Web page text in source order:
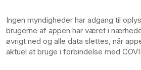
Ingen myndigheder har adgang til
brugerne af appen har været i
øvrigt ned og alle data slettes, når
aktuel at bruge i forbindelse med